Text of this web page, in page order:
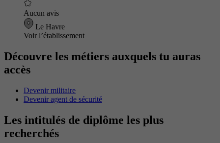
Aucun avis
Le Havre
Voir l’établissement
Découvre les métiers auxquels tu auras
accès
Devenir militaire
Devenir agent de sécurité
Les intitulés de diplôme les plus
recherchés